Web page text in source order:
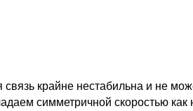
крайне нестабильна и не
симметричной скоростью